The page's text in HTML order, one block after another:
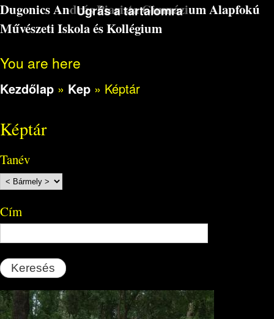
Ugrás a tartalomra
Dugonics András Piarista Gimnázium Alapfokú
Művészeti Iskola és Kollégium
You are here
Kezdőlap » Kep » Képtár
Képtár
Tanév
Cím